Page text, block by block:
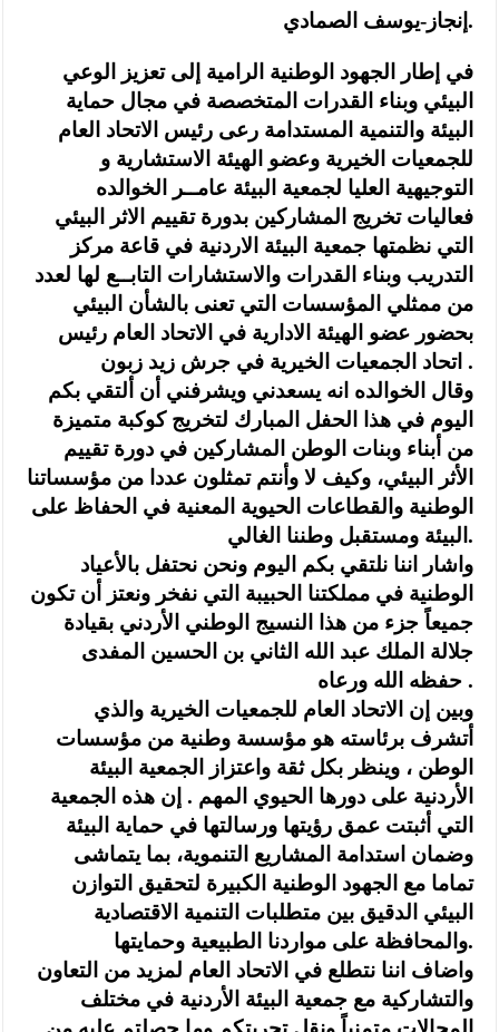
إنجاز-يوسف الصمادي.
في إطار الجهود الوطنية الرامية إلى تعزيز الوعي
البيئي وبناء القدرات المتخصصة في مجال حماية
البيئة والتنمية المستدامة رعى رئيس الاتحاد العام
للجمعيات الخيرية وعضو الهيئة الاستشارية و
التوجيهية العليا لجمعية البيئة عامــر الخوالده
فعاليات تخريج المشاركين بدورة تقييم الاثر البيئي
التي نظمتها جمعية البيئة الاردنية في قاعة مركز
التدريب وبناء القدرات والاستشارات التابــع لها لعدد
من ممثلي المؤسسات التي تعنى بالشأن البيئي
بحضور عضو الهيئة الادارية في الاتحاد العام رئيس
اتحاد الجمعيات الخيرية في جرش زيد زبون .
وقال الخوالده انه يسعدني ويشرفني أن ألتقي بكم
اليوم في هذا الحفل المبارك لتخريج كوكبة متميزة
من أبناء وبنات الوطن المشاركين في دورة تقييم
الأثر البيئي، وكيف لا وأنتم تمثلون عددا من مؤسساتنا
الوطنية والقطاعات الحيوية المعنية في الحفاظ على
البيئة ومستقبل وطننا الغالي.
واشار اننا نلتقي بكم اليوم ونحن نحتفل بالأعياد
الوطنية في مملكتنا الحبيبة التي نفخر ونعتز أن تكون
جميعاً جزء من هذا النسيج الوطني الأردني بقيادة
جلالة الملك عبد الله الثاني بن الحسين المفدى
حفظه الله ورعاه .
وبين إن الاتحاد العام للجمعيات الخيرية والذي
أتشرف برئاسته هو مؤسسة وطنية من مؤسسات
الوطن ، وينظر بكل ثقة واعتزاز الجمعية البيئة
الأردنية على دورها الحيوي المهم . إن هذه الجمعية
التي أثبتت عمق رؤيتها ورسالتها في حماية البيئة
وضمان استدامة المشاريع التنموية، بما يتماشى
تماما مع الجهود الوطنية الكبيرة لتحقيق التوازن
البيئي الدقيق بين متطلبات التنمية الاقتصادية
والمحافظة على مواردنا الطبيعية وحمايتها.
واضاف اننا نتطلع في الاتحاد العام لمزيد من التعاون
والتشاركية مع جمعية البيئة الأردنية في مختلف